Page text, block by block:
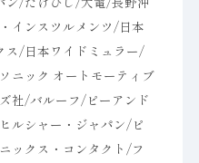
インスツルメンツ/日本
ス/日本ワイドミュラー/
ニック オートモーティブ
社/バルーフ/ピーアンド
ルシャー・ジャパン/ピ
ックス・コンタクト/フ